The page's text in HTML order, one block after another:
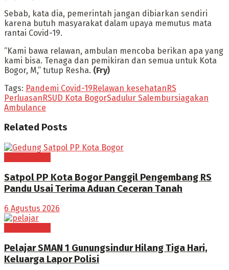
Sebab, kata dia, pemerintah jangan dibiarkan sendiri
karena butuh masyarakat dalam upaya memutus mata
rantai Covid-19.
“Kami bawa relawan, ambulan mencoba berikan apa yang
kami bisa. Tenaga dan pemikiran dan semua untuk Kota
Bogor, M,” tutup Resha. (Fry)
Tags: Pandemi Covid-19Relawan kesehatanRS
PerluasanRSUD Kota BogorSadulur Salembursiagakan
Ambulance
Related Posts
Satpol PP Kota Bogor Panggil Pengembang RS
Pandu Usai Terima Aduan Ceceran Tanah
6 Agustus 2026
Pelajar SMAN 1 Gunungsindur Hilang Tiga Hari,
Keluarga Lapor Polisi